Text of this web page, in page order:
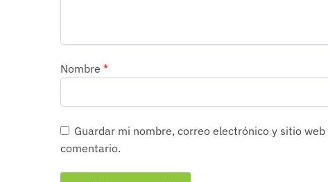
Nombre *
Guardar mi nombre, correo electrónico y sitio
comentario.